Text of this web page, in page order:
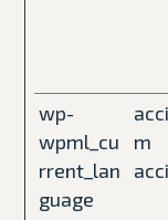
wp-
wpml_cu
rrent_lan
guage
m